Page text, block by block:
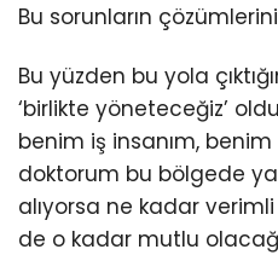
Bu sorunların
Bu yüzden bu yola
‘birlikte yöneteceğiz’
benim iş insanım,
doktorum bu bölgede
alıyorsa ne kadar
de o kadar mutlu